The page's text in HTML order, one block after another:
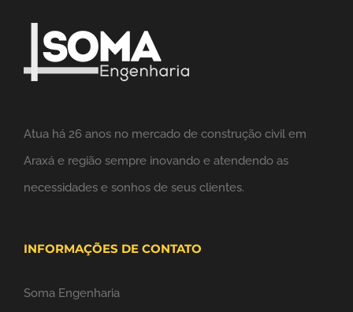
Atua há 26 anos no mercado de construção civil em
Araxá e região sempre inovando e atendendo as
necessidades e sonhos de seus clientes.
INFORMAÇÕES DE CONTATO
Soma Engenharia